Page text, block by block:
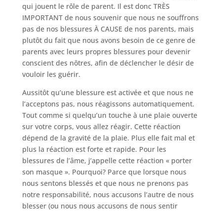
qui jouent le rôle de parent. Il est donc TRÈS
IMPORTANT de nous souvenir que nous ne souffrons
pas de nos blessures À CAUSE de nos parents, mais
plutôt du fait que nous avons besoin de ce genre de
parents avec leurs propres blessures pour devenir
conscient des nôtres, afin de déclencher le désir de
vouloir les guérir.
Aussitôt qu’une blessure est activée et que nous ne
l’acceptons pas, nous réagissons automatiquement.
Tout comme si quelqu’un touche à une plaie ouverte
sur votre corps, vous allez réagir. Cette réaction
dépend de la gravité de la plaie. Plus elle fait mal et
plus la réaction est forte et rapide. Pour les
blessures de l’âme, j’appelle cette réaction « porter
son masque ». Pourquoi? Parce que lorsque nous
nous sentons blessés et que nous ne prenons pas
notre responsabilité, nous accusons l’autre de nous
blesser (ou nous nous accusons de nous sentir